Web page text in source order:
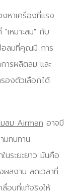
หาเครื่องที่แรง
เหมาะสม" กับ
อลมที่คุณมี การ
ารผลิตลม และ
องตัวเลือกได้
ลม Airmanอาจมี
มทนทาน
ระยะยาว มันคือ
ลงาน ลดเวลาที่
อนที่แท้จริงให้